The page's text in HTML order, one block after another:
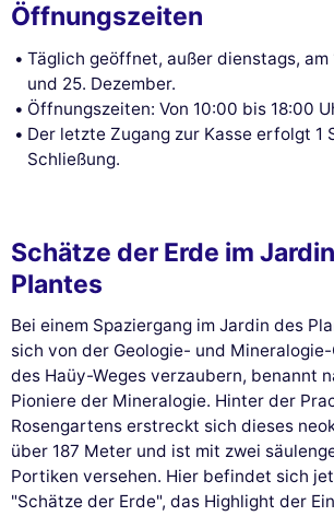
Öffnungszeiten
Täglich geöffnet, außer dienstags, am
und 25. Dezember.
Öffnungszeiten: Von 10:00 bis 18:00
Der letzte Zugang zur Kasse erfolgt 1
Schließung.
Schätze der Erde im
Plantes
Bei einem Spaziergang im Jardin des
sich von der Geologie- und
des Haüy-Weges verzaubern, benannt
Pioniere der Mineralogie. Hinter der
Rosengartens erstreckt sich dieses
über 187 Meter und ist mit zwei
Portiken versehen. Hier befindet sich
"Schätze der Erde", das Highlight der